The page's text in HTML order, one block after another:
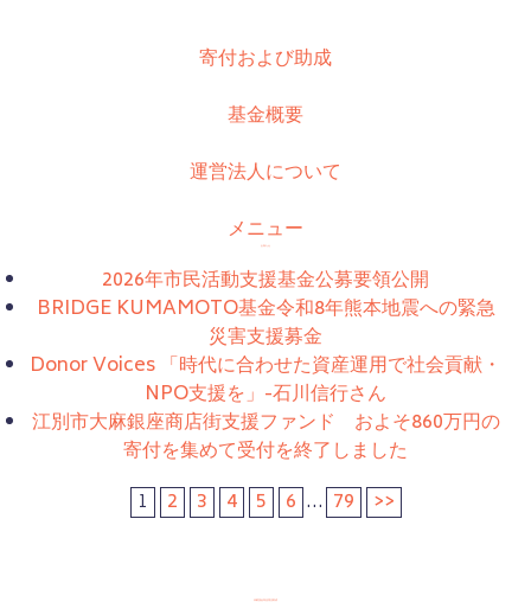
寄付および助成
基金概要
運営法人について
メニュー
お知らせ
2026年市民活動支援基金公募要領公開
BRIDGE KUMAMOTO基金令和8年熊本地震への緊急
災害支援募金
Donor Voices 「時代に合わせた資産運用で社会貢献・
NPO支援を」-石川信行さん
江別市大麻銀座商店街支援ファンド およそ860万円の
寄付を集めて受付を終了しました
1
2 3 4 5 6 ... 79 >>
休眠預金等活用法助成